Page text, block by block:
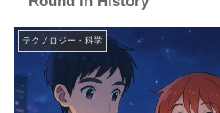
テクノロジー・科学